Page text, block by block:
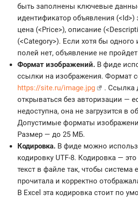
быть заполнены ключевые
идентификатор объявления (<Id>)
цена (<Price>), описание
(<Category>). Если хотя бы одного
полей нет, объявление не
Формат изображений. В фиде
ссылки на изображения. Формат
https://site.ru/image.jpg
. Ссылка
открываться без авторизации —
недоступна, она не загрузится в
Допустимые форматы
Размер — до 25 МБ.
Кодировка. В фиде можно
кодировку UTF-8. Кодировка —
текст в файле так, чтобы система
прочитала и корректно
В Excel эта кодировка стоит по